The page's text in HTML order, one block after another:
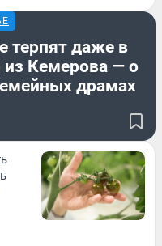
терпят даже в
из Кемерова — о
драмах